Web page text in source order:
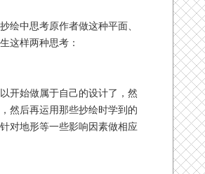
绘中思考原作者做这种平面、
这样两种思考：
开始做属于自己的设计了，然
然后再运用那些抄绘时学到的
对地形等一些影响因素做相应